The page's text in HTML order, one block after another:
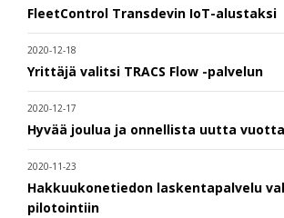
FleetControl Transdevin IoT-alustaksi
2020-12-18
Yrittäjä valitsi TRACS Flow -palvelun
2020-12-17
Hyvää joulua ja onnellista uutta vuotta
2020-11-23
Hakkuukonetiedon laskentapalvelu
pilotointiin